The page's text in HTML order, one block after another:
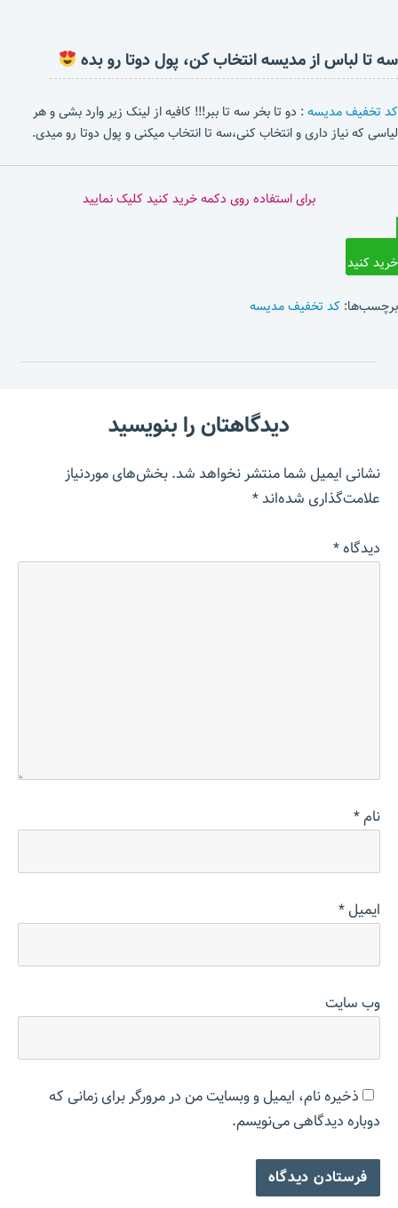
سه تا لباس از مدیسه انتخاب کن، پول دوتا رو بده
کد تخفیف مدیسه: دو تا بخر سه تا ببر!!! کافیه از لینک زیر وارد بشی و هر
لیاسی که نیاز داری و انتخاب کنی،سه تا انتخاب میکنی و پول دوتا رو میدی.
برای استفاده روی دکمه خرید کنید کلیک نمایید
خرید کنید
برچسب‌ها: کد تخفیف مدیسه
دیدگاهتان را بنویسید
نشانی ایمیل شما منتشر نخواهد شد.بخش‌های موردنیاز
علامت‌گذاری شده‌اند*
دیدگاه*
نام*
ایمیل*
وب‌ سایت
ذخیره نام، ایمیل و وبسایت من در مرورگر برای زمانی که
دوباره دیدگاهی می‌نویسم.